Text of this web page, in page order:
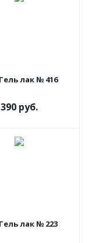
Uno Гель лак № 416
390 руб.
Uno Гель лак № 223